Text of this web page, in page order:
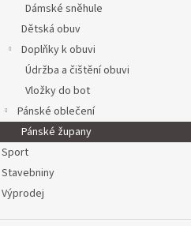
Dámské sněhule
Dětská obuv
Doplňky k obuvi
Údržba a čištění obuvi
Vložky do bot
Pánské oblečení
Pánské župany
Sport
Stavebniny
Výprodej